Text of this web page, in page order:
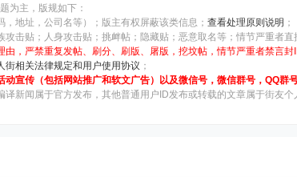
为主，版规如下：
，地址，公司名等）；版主有权屏蔽该类信息； 查看处理原则说明 ；
击贴；人身攻击贴；挑衅帖；隐藏贴；恶意取名等；情节严重者直
，严禁重复发帖、刷分、刷版、屠版，挖坟帖，情节严重者禁言封
街相关法律规定和用户使用协议 ；
宣传（包括网站推广和软文广告）以及微信号，微信群号，QQ群
新闻属于官方发布，其他普通用户ID发布或转载的文章属于街友